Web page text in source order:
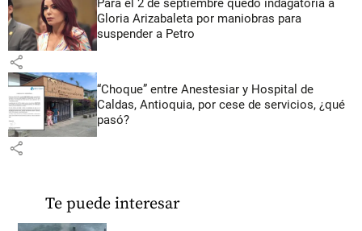
Para el 2 de septiembre quedó indagatoria a
Gloria Arizabaleta por maniobras para
suspender a Petro
share
“Choque” entre Anestesiar y Hospital de
Caldas, Antioquia, por cese de servicios, ¿qué
pasó?
share
Te puede interesar